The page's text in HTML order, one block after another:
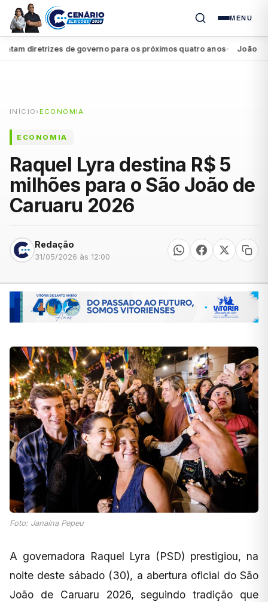
MENU
diretrizes de governo para os próximos quatro anos ● João
INÍCIO ›ECONOMIA
ECONOMIA
Raquel Lyra destina R$ 5
milhões para o São João de
Caruaru 2026
Redação
31/05/2026 às 12:00
Foto: Janaína Pepeu
A governadora Raquel Lyra (PSD) prestigiou, na
noite deste sábado (30), a abertura oficial do São
João de Caruaru 2026, seguindo tradição que